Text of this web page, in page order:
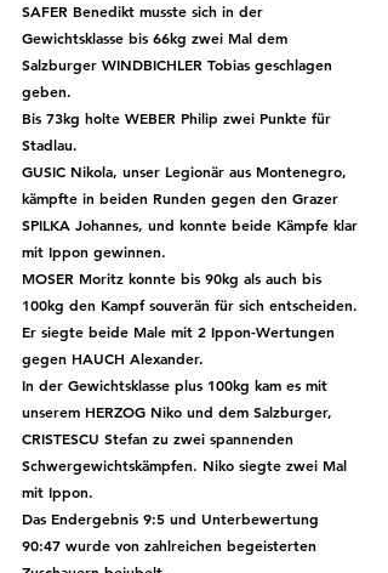
SAFER Benedikt musste sich in der
Gewichtsklasse bis 66kg zwei Mal dem
Salzburger WINDBICHLER Tobias geschlagen
geben.
Bis 73kg holte WEBER Philip zwei Punkte für
Stadlau.
GUSIC Nikola, unser Legionär aus Montenegro,
kämpfte in beiden Runden gegen den Grazer
SPILKA Johannes, und konnte beide Kämpfe klar
mit Ippon gewinnen.
MOSER Moritz konnte bis 90kg als auch bis
100kg den Kampf souverän für sich entscheiden.
Er siegte beide Male mit 2 Ippon-Wertungen
gegen HAUCH Alexander.
In der Gewichtsklasse plus 100kg kam es mit
unserem HERZOG Niko und dem Salzburger,
CRISTESCU Stefan zu zwei spannenden
Schwergewichtskämpfen. Niko siegte zwei Mal
mit Ippon.
Das Endergebnis 9:5 und Unterbewertung
90:47 wurde von zahlreichen begeisterten